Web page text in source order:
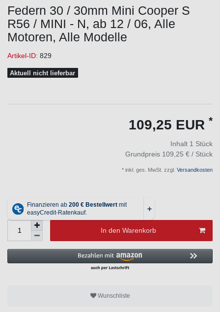
Federn 30 / 30mm Mini Cooper S
R56 / MINI - N, ab 12 / 06, Alle
Motoren, Alle Modelle
Artikel-ID: 829
Aktuell nicht lieferbar
109,25 EUR *
Inhalt 1 Stück
Grundpreis 109,25 € / Stück
* inkl. ges. MwSt. zzgl. Versandkosten
In den Warenkorb
Wunschliste